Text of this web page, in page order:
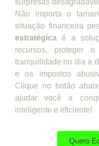
surpresas
Não importa o
situação financeira
estratégica é a
recursos, proteger
tranquilidade no dia a
e os impostos
Clique no botão
ajudar você a
inteligente e eficiente!
Quero